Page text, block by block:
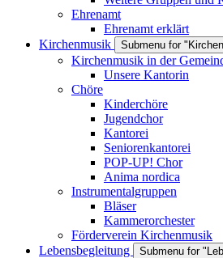
Ehrenamt
Ehrenamt erklärt
Kirchenmusik
Submenu for
Kirchenmusik in der
Unsere Kantorin
Chöre
Kinderchöre
Jugendchor
Kantorei
Seniorenkantorei
POP-UP! Chor
Anima nordica
Instrumentalgruppen
Bläser
Kammerorchester
Förderverein Kirchenmusik
Lebensbegleitung
Submenu for